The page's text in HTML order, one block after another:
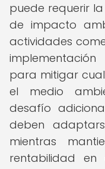
puede requerir
de impacto
actividades
para mitigar
el medio
desafío
deben
mientras
rentabilidad